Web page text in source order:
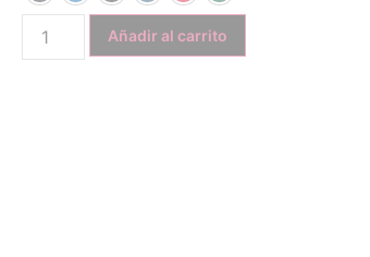
Añadir al carrito